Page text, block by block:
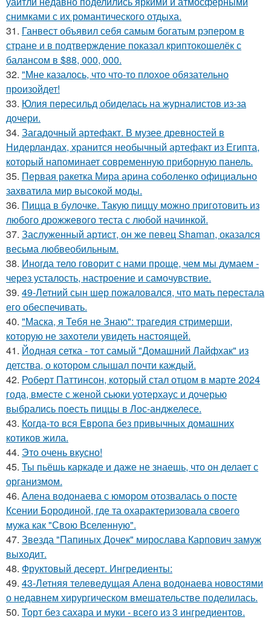
снимками с их романтического отдыха.
31. Ганвест объявил себя самым богатым рэпером в
стране и в подтверждение показал криптокошелёк с
балансом в $88, 000, 000.
32. "Мне казалось, что что-то плохое обязательно
произойдет!
33. Юлия пересильд обиделась на журналистов из-за
дочери.
34. Загадочный артефакт. В музее древностей в
Нидерландах, хранится необычный артефакт из Египта,
который напоминает современную приборную панель.
35. Первая ракетка Мира арина соболенко официально
захватила мир высокой моды.
36. Пицца в булочке. Такую пиццу можно приготовить из
любого дрожжевого теста с любой начинкой.
37. Заслуженный артист, он же певец Shaman, оказался
весьма любвеобильным.
38. Иногда тело говорит с нами проще, чем мы думаем -
через усталость, настроение и самочувствие.
39. 49-Летний сын шер пожаловался, что мать перестала
его обеспечивать.
40. "Маска, я Тебя не Знаю": трагедия стримерши,
которую не захотели увидеть настоящей.
41. Йодная сетка - тот самый "Домашний Лайфхак" из
детства, о котором слышал почти каждый.
42. Роберт Паттинсон, который стал отцом в марте 2024
года, вместе с женой сьюки уотерхаус и дочерью
выбрались поесть пиццы в Лос-анджелесе.
43. Когда-то вся Европа без привычных домашних
котиков жила.
44. Это очень вкусно!
45. Ты пьёшь каркаде и даже не знаешь, что он делает с
организмом.
46. Алена водонаева с юмором отозвалась о посте
Ксении Бородиной, где та охарактеризовала своего
мужа как "Свою Вселенную".
47. Звезда "Папиных Дочек" мирослава Карпович замуж
выходит.
48. Фруктовый десерт. Ингредиенты:
49. 43-Летняя телеведущая Алена водонаева новостями
о недавнем хирургическом вмешательстве поделилась.
50. Торт без сахара и муки - всего из 3 ингредиентов.